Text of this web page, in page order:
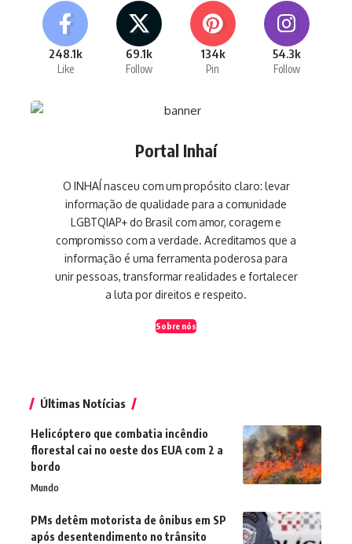
248.1k
Like
69.1k
Follow
134k
Pin
54.3k
Follow
Portal Inhaí
O INHAÍ nasceu com um propósito claro: levar
informação de qualidade para a comunidade
LGBTQIAP+ do Brasil com amor, coragem e
compromisso com a verdade. Acreditamos que a
informação é uma ferramenta poderosa para
unir pessoas, transformar realidades e fortalecer
a luta por direitos e respeito.
Sobre nós
Últimas Notícias
Helicóptero que combatia incêndio
florestal cai no oeste dos EUA com 2 a
bordo
Mundo
PMs detêm motorista de ônibus em SP
após desentendimento no trânsito